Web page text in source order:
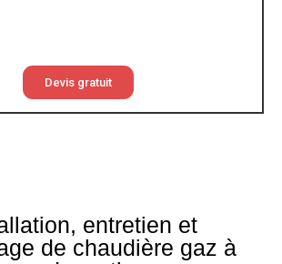
Devis gratuit
entretien et
de chaudière gaz à